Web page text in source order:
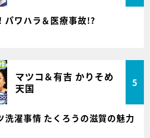
ワハラ＆医療事故!?
マツコ＆有吉 かりそめ
天国
5
洗濯事情 たくろうの滋賀の魅力